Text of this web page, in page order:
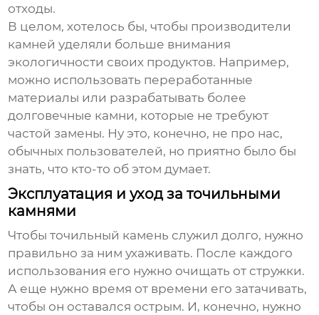
отходы.
В целом, хотелось бы, чтобы производители
камней уделяли больше внимания
экологичности своих продуктов. Например,
можно использовать переработанные
материалы или разрабатывать более
долговечные камни, которые не требуют
частой замены. Ну это, конечно, не про нас,
обычных пользователей, но приятно было бы
знать, что кто-то об этом думает.
Эксплуатация и уход за точильными
камнями
Чтобы точильный камень служил долго, нужно
правильно за ним ухаживать. После каждого
использования его нужно очищать от стружки.
А еще нужно время от времени его затачивать,
чтобы он оставался острым. И, конечно, нужно